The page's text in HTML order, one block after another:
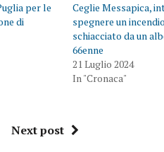
per le
di
Ceglie Messapica,
spegnere un
schiacciato da un
66enne
21 Luglio 2024
In "Cronaca"
Next post